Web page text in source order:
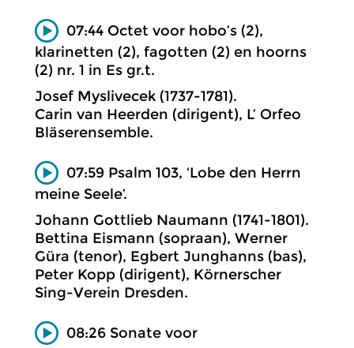
07:44 Octet voor hobo’s (2),
klarinetten (2), fagotten (2) en hoorns
(2) nr. 1 in Es gr.t.
Josef Myslivecek (1737-1781).
Carin van Heerden (dirigent), L’ Orfeo
Bläserensemble.
07:59 Psalm 103, ‘Lobe den Herrn
meine Seele’.
Johann Gottlieb Naumann (1741-1801).
Bettina Eismann (sopraan), Werner
Güra (tenor), Egbert Junghanns (bas),
Peter Kopp (dirigent), Körnerscher
Sing-Verein Dresden.
08:26 Sonate voor